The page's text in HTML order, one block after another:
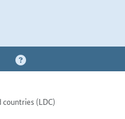
(LDC)